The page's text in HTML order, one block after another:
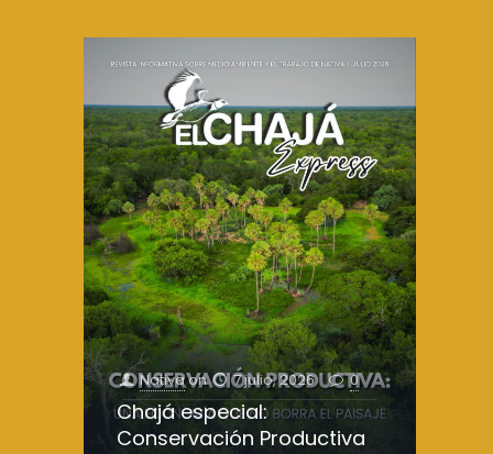
Nativaon 7 julio, 2026 0
Chajá especial:
Conservación Productiva